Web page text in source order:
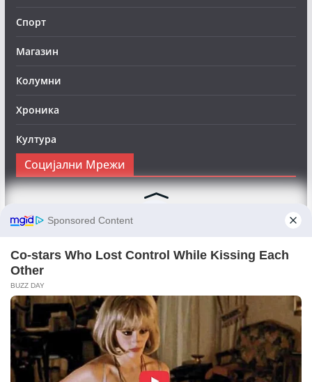
Спорт
Магазин
Колумни
Хроника
Култура
Социјални Мрежи
Следете нè на Фејсбук за да сте во тек со најновите